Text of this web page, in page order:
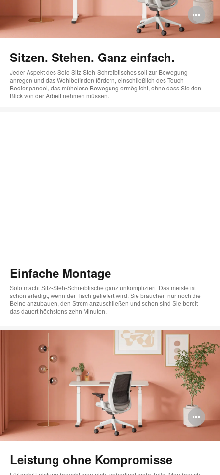
Sitzen. Stehen. Ganz einfach.
Jeder Aspekt des Solo Sitz-Steh-Schreibtisches soll zur Bewegung
anregen und das Wohlbefinden fördern, einschließlich des Touch-
Bedienpaneel, das mühelose Bewegung ermöglicht, ohne dass Sie den
Blick von der Arbeit nehmen müssen.
Einfache Montage
Solo macht Sitz-Steh-Schreibtische ganz unkompliziert. Das meiste ist
schon erledigt, wenn der Tisch geliefert wird. Sie brauchen nur noch die
Beine anzubauen, den Strom anzuschließen und schon sind Sie bereit –
das dauert höchstens zehn Minuten.
Leistung ohne Kompromisse